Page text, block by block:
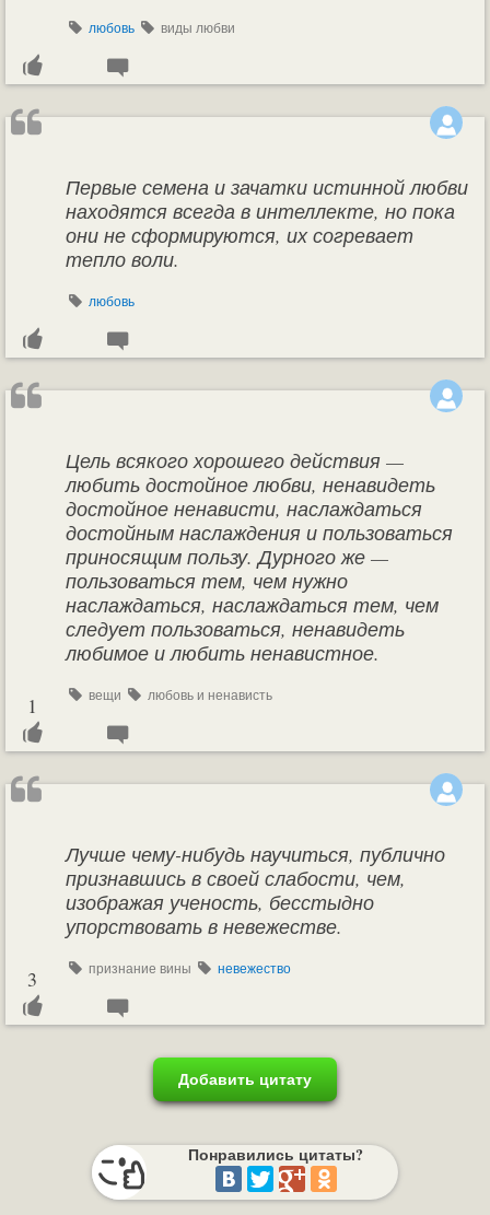
любовь виды любви
Первые семена и зачатки истинной любви
находятся всегда в интеллекте, но пока
они не сформируются, их согревает
тепло воли.
любовь
Цель всякого хорошего действия —
любить достойное любви, ненавидеть
достойное ненависти, наслаждаться
достойным наслаждения и пользоваться
приносящим пользу. Дурного же —
пользоваться тем, чем нужно
наслаждаться, наслаждаться тем, чем
следует пользоваться, ненавидеть
любимое и любить ненавистное.
вещи любовь и ненависть
1
Лучше чему-нибудь научиться, публично
признавшись в своей слабости, чем,
изображая ученость, бесстыдно
упорствовать в невежестве.
признание вины невежество
3
Добавить цитату
Понравились цитаты?